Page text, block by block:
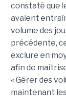
constaté que
avaient
volume des
précédente,
exclure en
afin de
« Gérer des
maintenant